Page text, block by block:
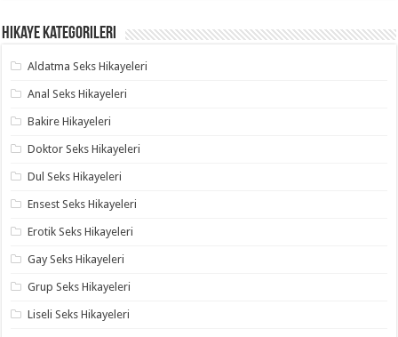
Hikaye Kategorileri
Aldatma Seks Hikayeleri
Anal Seks Hikayeleri
Bakire Hikayeleri
Doktor Seks Hikayeleri
Dul Seks Hikayeleri
Ensest Seks Hikayeleri
Erotik Seks Hikayeleri
Gay Seks Hikayeleri
Grup Seks Hikayeleri
Liseli Seks Hikayeleri